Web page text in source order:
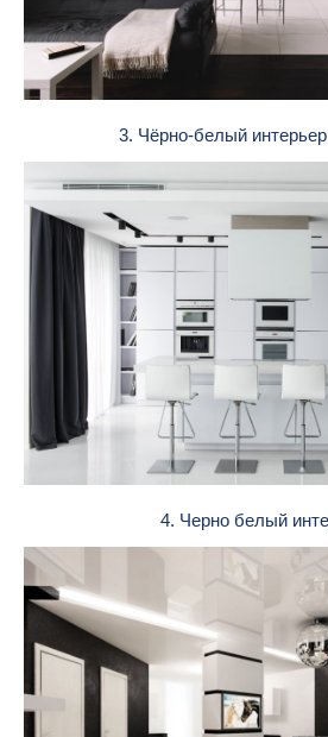
3. Чёрно-белый
4. Черно белый